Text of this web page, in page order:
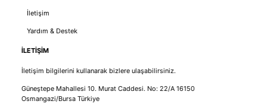
İletişim
Yardım & Destek
İLETİŞİM
İletişim bilgilerini kullanarak bizlere ulaşabilirsiniz.
Güneştepe Mahallesi 10. Murat Caddesi. No: 22/A 16150
Osmangazi/Bursa Türkiye